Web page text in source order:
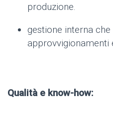
produzione.
gestione interna
approvvigionamenti
Qualità e know-how: